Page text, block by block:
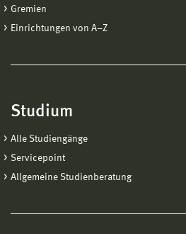
Gremien
Einrichtungen von A−Z
Studium
Alle Studiengänge
Servicepoint
Allgemeine Studienberatung